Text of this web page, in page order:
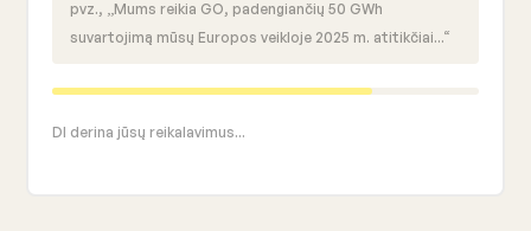
pvz., „Mums reikia GO, padengiančių 50 GWh
suvartojimą mūsų Europos veikloje 2025 m. atitikčiai...“
DI derina jūsų reikalavimus...